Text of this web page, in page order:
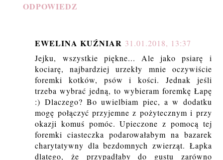
ODPOWIEDZ
EWELINA KUŹNIAR 31.01.2018, 13:37
Jejku, wszystkie piękne... Ale jako psiarę i
kociarę, najbardziej urzekły mnie oczywiście
foremki kotków, psów i kości. Jednak jeśli
trzeba wybrać jedną, to wybieram foremkę Łapę
:) Dlaczego? Bo uwielbiam piec, a w dodatku
mogę połączyć przyjemne z pożytecznym i przy
okazji komuś pomóc. Upieczone z pomocą tej
foremki ciasteczka podarowałabym na bazarek
charytatywny dla bezdomnych zwierząt. Łapka
dlatego, że przypadłaby do gustu zarówno